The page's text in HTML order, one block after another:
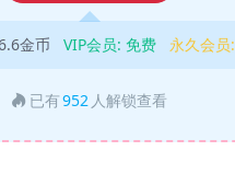
金币 VIP会员: 免费 永久会员:
已有952 人解锁查看